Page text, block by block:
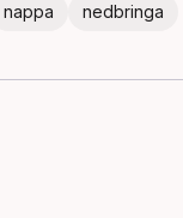
nappa nedbringa